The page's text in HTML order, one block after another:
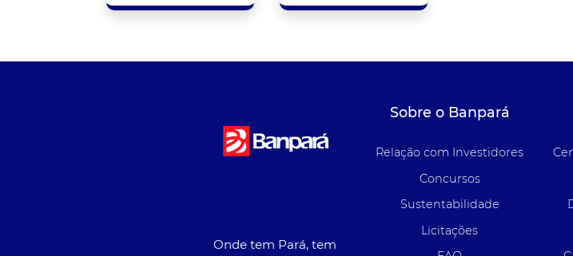
Onde tem Pará, tem
Sobre o Banpará
Relação com Investidores
Concursos
Sustentabilidade
Licitações